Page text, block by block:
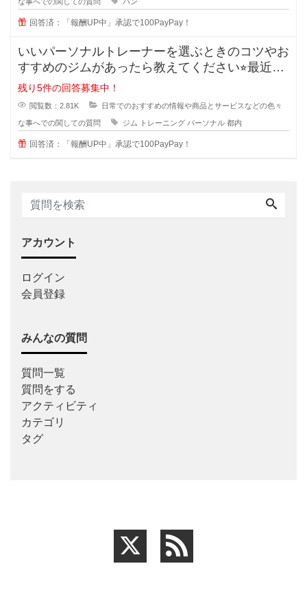
回答済：「報酬UP中」承認で100PayPay！
いいパーソナルトレーナーを選ぶときのコツやお
すすめのジムがあったら教えてください⭐︎最近は
ダイエットやボデ
残り5件の回答募集中！
閲覧数：2.81K 日常でのおすすめの情報や商品とサービスなどの色々
な事へでの関しての質問 ジム トレーニング パーソナル 都内
回答済：「報酬UP中」承認で100PayPay！
アカウント
ログイン
会員登録
みんなの質問
質問一覧
質問をする
アクティビティ
カテゴリ
タグ